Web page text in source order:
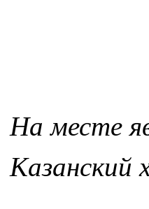
На месте
Казанский